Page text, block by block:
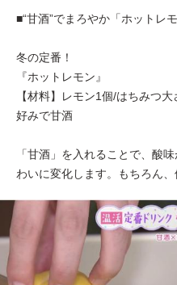
■“甘酒”でまろやか「ホットレモ
冬の定番！
『ホットレモン』
【材料】レモン1個/はちみつ
好みで甘酒
「甘酒」を入れることで、酸
わいに変化します。もちろん、